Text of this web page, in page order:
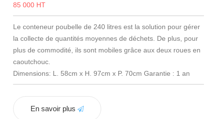
85 000 HT
Le conteneur poubelle de 240 litres est la solution pour gérer
la collecte de quantités moyennes de déchets. De plus, pour
plus de commodité, ils sont mobiles grâce aux deux roues en
caoutchouc.
Dimensions: L. 58cm x H. 97cm x P. 70cm Garantie : 1 an
En savoir plus